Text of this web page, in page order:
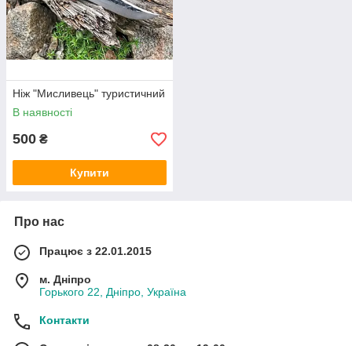
Ніж "Мисливець" туристичний
В наявності
500 ₴
Купити
Про нас
Працює з 22.01.2015
м. Дніпро
Горького 22, Дніпро, Україна
Контакти